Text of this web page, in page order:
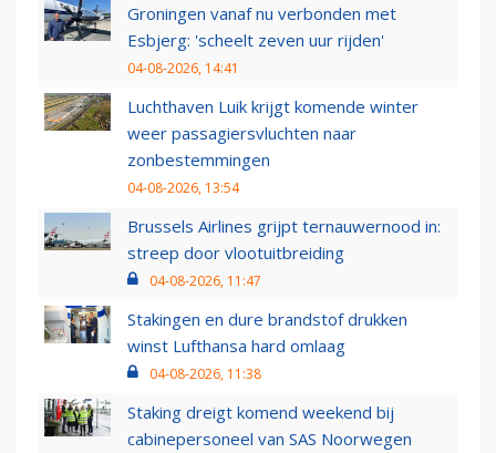
Groningen vanaf nu verbonden met
Esbjerg: 'scheelt zeven uur rijden'
04-08-2026, 14:41
Luchthaven Luik krijgt komende winter
weer passagiersvluchten naar
zonbestemmingen
04-08-2026, 13:54
Brussels Airlines grijpt ternauwernood in:
streep door vlootuitbreiding
04-08-2026, 11:47
Stakingen en dure brandstof drukken
winst Lufthansa hard omlaag
04-08-2026, 11:38
Staking dreigt komend weekend bij
cabinepersoneel van SAS Noorwegen